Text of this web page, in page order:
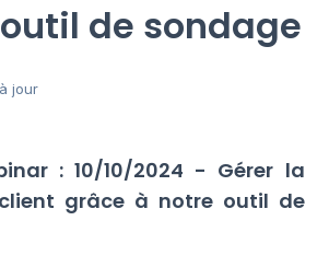
de sondage
jour
: 10/10/2024 - Gérer la
grâce à notre outil de